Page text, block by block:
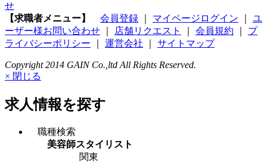
せ
【求職者メニュー】
会員登録 マイページログイン
ユ
ーザー様お問い合わせ
店舗リクエスト 会員規約
プ
ライバシーポリシー
運営会社 サイトマップ
Copyright 2014 GAIN Co.,ltd All Rights Reserved.
× 閉じる
求人情報を探す
職種検索
美容師スタイリスト
関東